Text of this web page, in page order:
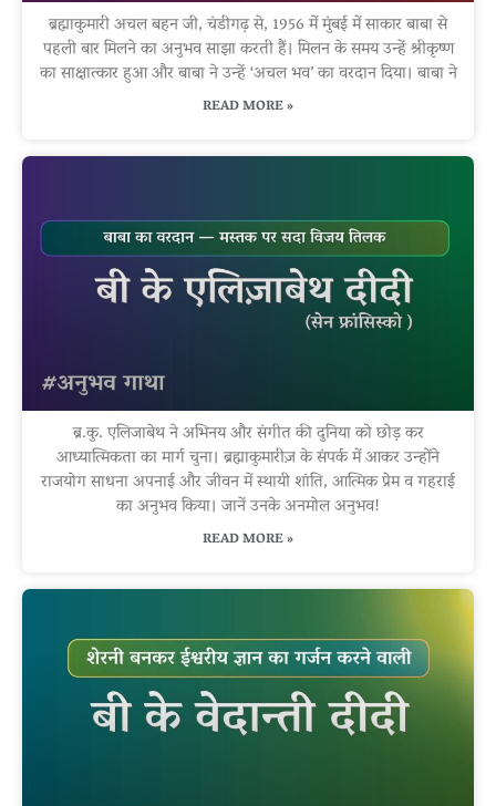
ब्रह्माकुमारी अचल बहन जी, चंडीगढ़ से, 1956 में मुंबई में साकार बाबा से
पहली बार मिलने का अनुभव साझा करती हैं। मिलन के समय उन्हें श्रीकृष्ण
का साक्षात्कार हुआ और बाबा ने उन्हें ‘अचल भव’ का वरदान दिया। बाबा ने
READ MORE »
ब्र.कु. एलिजाबेथ ने अभिनय और संगीत की दुनिया को छोड़ कर
आध्यात्मिकता का मार्ग चुना। ब्रह्माकुमारीज़ के संपर्क में आकर उन्होंने
राजयोग साधना अपनाई और जीवन में स्थायी शांति, आत्मिक प्रेम व गहराई
का अनुभव किया। जानें उनके अनमोल अनुभव!
READ MORE »